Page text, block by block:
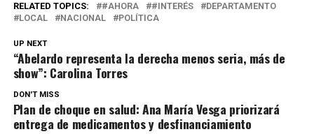
RELATED TOPICS: #AHORA #INTERÉS
DEPARTAMENTO
LOCAL
NACIONAL POLÍTICA
UP NEXT
“Abelardo representa la derecha menos seria, más de
show”: Carolina Torres
DON'T MISS
Plan de choque en salud: Ana María Vesga priorizará
entrega de medicamentos y desfinanciamiento